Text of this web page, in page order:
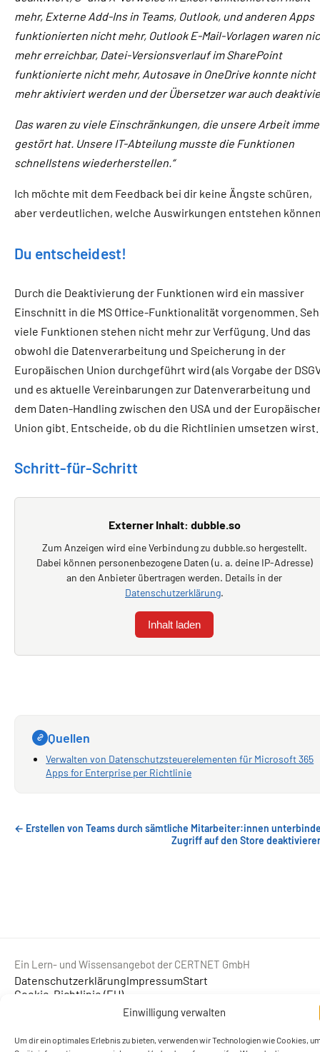
Einwilligung verwalten
Um dir ein optimales Erlebnis zu bieten, verwenden wir Technologien wie Cookies,
mehr, Externe Add-Ins in Teams, Outlook, und anderen Apps
funktionierten nicht mehr, Outlook E-Mail-Vorlagen waren
mehr erreichbar, Datei-Versionsverlauf im SharePoint
funktionierte nicht mehr, Autosave in OneDrive konnte nicht
mehr aktiviert werden und der Übersetzer war auch
Das waren zu viele Einschränkungen, die unsere Arbeit
gestört hat. Unsere IT-Abteilung musste die Funktionen
schnellstens wiederherstellen.“
Ich möchte mit dem Feedback bei dir keine Ängste schüren,
aber verdeutlichen, welche Auswirkungen entstehen
Du entscheidest!
Durch die Deaktivierung der Funktionen wird ein massiver
Einschnitt in die MS Office-Funktionalität vorgenommen.
viele Funktionen stehen nicht mehr zur Verfügung. Und das
obwohl die Datenverarbeitung und Speicherung in der
Europäischen Union durchgeführt wird (als Vorgabe der
und es aktuelle Vereinbarungen zur Datenverarbeitung und
dem Daten-Handling zwischen den USA und der
Union gibt. Entscheide, ob du die Richtlinien umsetzen wirst.
Schritt-für-Schritt
Externer Inhalt: dubble.so
Zum Anzeigen wird eine Verbindung zu dubble.so hergestellt.
Dabei können personenbezogene Daten (u. a. deine IP-Adresse)
an den Anbieter übertragen werden. Details in der
Datenschutzerklärung.
Inhalt laden
Quellen
Verwalten von Datenschutzsteuerelementen für Microsoft 365
Apps for Enterprise per Richtlinie
← Erstellen von Teams durch sämtliche Mitarbeiter:innen
Zugriff auf den Store
Ein Lern- und Wissensangebot der CERTNET GmbH
DatenschutzerklärungImpressumStart
Cookie-Richtlinie (EU)